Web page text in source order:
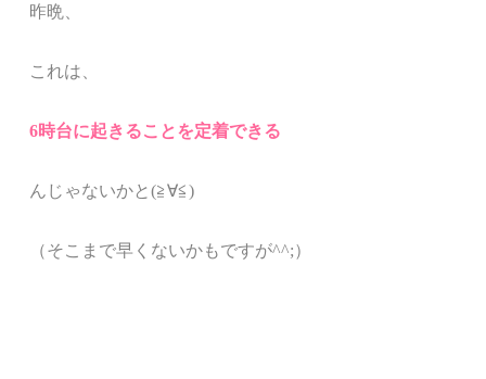
昨晩、
これは、
6時台に起きることを定着できる
んじゃないかと(≧∀≦)
（そこまで早くないかもですが^^;）